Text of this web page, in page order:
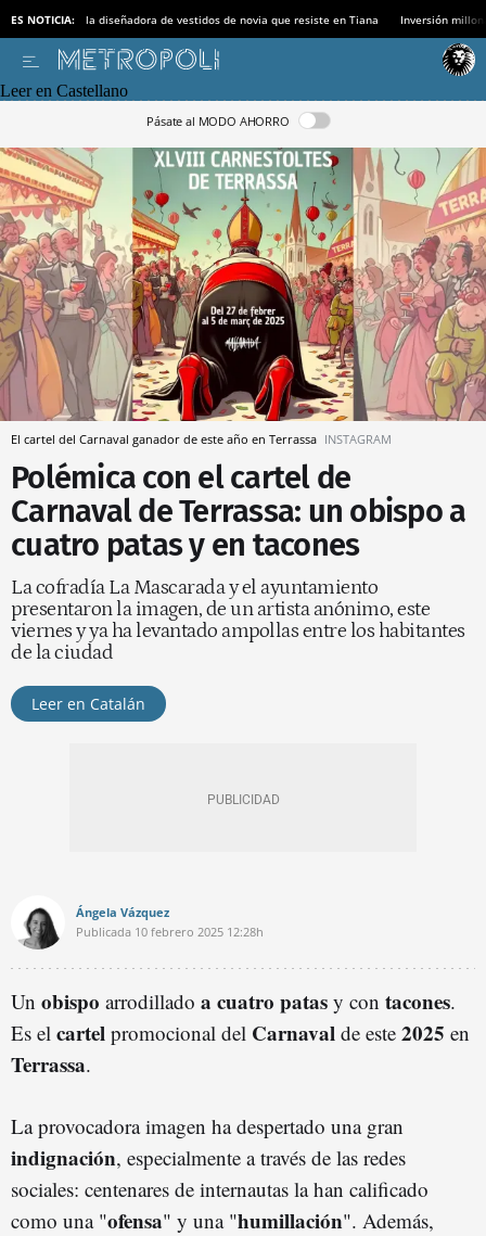
ES NOTICIA: la diseñadora de vestidos de novia que resiste en Tiana Inversión
Leer en Castellano
Pásate al MODO AHORRO
El cartel del Carnaval ganador de este año en Terrassa INSTAGRAM
Polémica con el cartel de
Carnaval de Terrassa: un obispo a
cuatro patas y en tacones
La cofradía La Mascarada y el ayuntamiento
presentaron la imagen, de un artista anónimo, este
viernes y ya ha levantado ampollas entre los habitantes
de la ciudad
Leer en Catalán
Ángela Vázquez
Publicada 10 febrero 2025 12:28h
Un obispo arrodillado a cuatro patas y con tacones.
Es el cartel promocional del Carnaval de este 2025 en
Terrassa.
La provocadora imagen ha despertado una gran
indignación, especialmente a través de las redes
sociales: centenares de internautas la han calificado
como una "ofensa" y una "humillación". Además,